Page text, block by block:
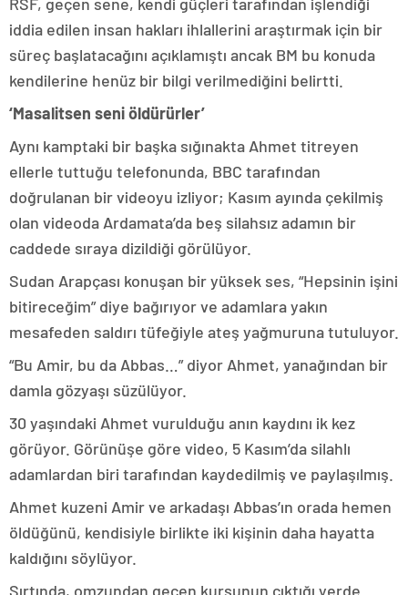
iddia edilen insan hakları ihlallerini araştırmak için bir
süreç başlatacağını açıklamıştı ancak BM bu konuda
kendilerine henüz bir bilgi verilmediğini belirtti.
‘Masalitsen seni öldürürler’
Aynı kamptaki bir başka sığınakta Ahmet titreyen
ellerle tuttuğu telefonunda, BBC tarafından
doğrulanan bir videoyu izliyor; Kasım ayında çekilmiş
olan videoda Ardamata’da beş silahsız adamın bir
caddede sıraya dizildiği görülüyor.
Sudan Arapçası konuşan bir yüksek ses, “Hepsinin işini
bitireceğim” diye bağırıyor ve adamlara yakın
mesafeden saldırı tüfeğiyle ateş yağmuruna tutuluyor.
“Bu Amir, bu da Abbas…” diyor Ahmet, yanağından bir
damla gözyaşı süzülüyor.
30 yaşındaki Ahmet vurulduğu anın kaydını ik kez
görüyor. Görünüşe göre video, 5 Kasım’da silahlı
adamlardan biri tarafından kaydedilmiş ve paylaşılmış.
Ahmet kuzeni Amir ve arkadaşı Abbas’ın orada hemen
öldüğünü, kendisiyle birlikte iki kişinin daha hayatta
kaldığını söylüyor.
Sırtında, omzundan geçen kurşunun çıktığı yerde